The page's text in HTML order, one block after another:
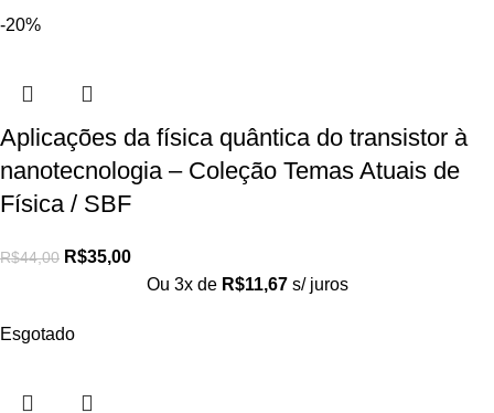
-20%
Aplicações da física quântica do transistor à
nanotecnologia – Coleção Temas Atuais de
Física / SBF
R$44,00 R$35,00
Ou 3x de R$11,67 s/ juros
Esgotado